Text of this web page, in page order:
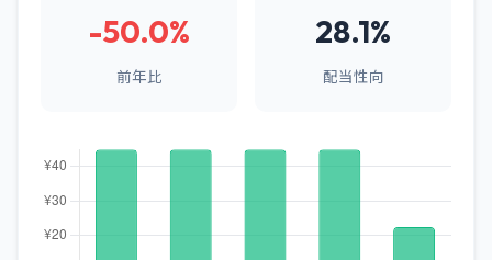
-50.0%
前年比
28.1%
配当性向